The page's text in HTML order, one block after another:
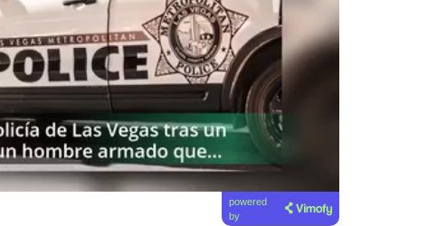
powered
by